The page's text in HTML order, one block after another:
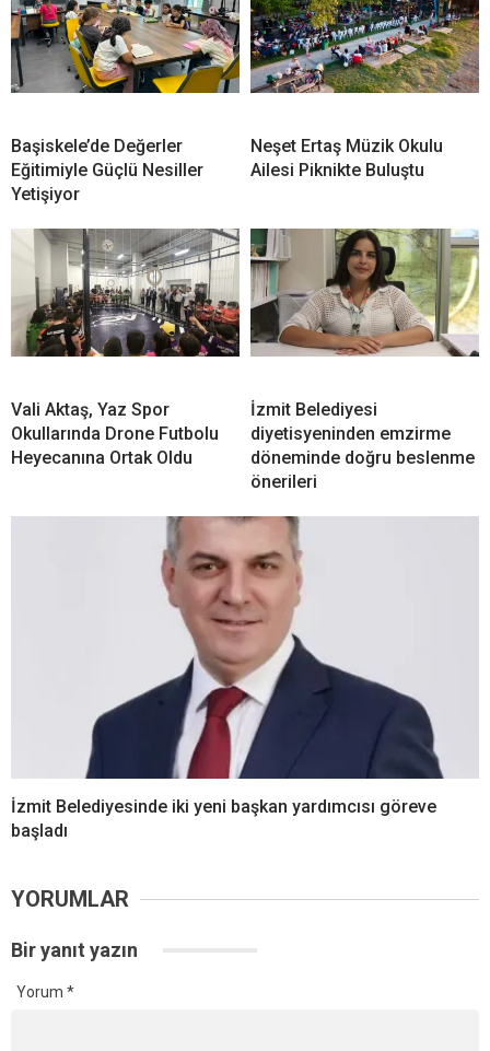
Başiskele’de Değerler
Eğitimiyle Güçlü Nesiller
Yetişiyor
Neşet Ertaş Müzik Okulu
Ailesi Piknikte Buluştu
Vali Aktaş, Yaz Spor
Okullarında Drone Futbolu
Heyecanına Ortak Oldu
İzmit Belediyesi
diyetisyeninden emzirme
döneminde doğru beslenme
önerileri
İzmit Belediyesinde iki yeni başkan yardımcısı göreve
başladı
YORUMLAR
Bir yanıt yazın
Yorum *